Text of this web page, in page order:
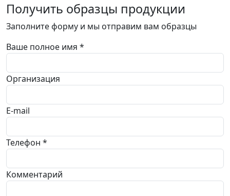
Получить образцы продукции
Заполните форму и мы отправим вам образцы
Ваше полное имя *
Организация
E-mail
Телефон *
Комментарий